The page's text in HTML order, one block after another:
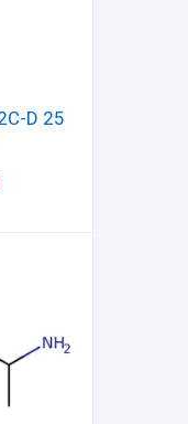
D 25